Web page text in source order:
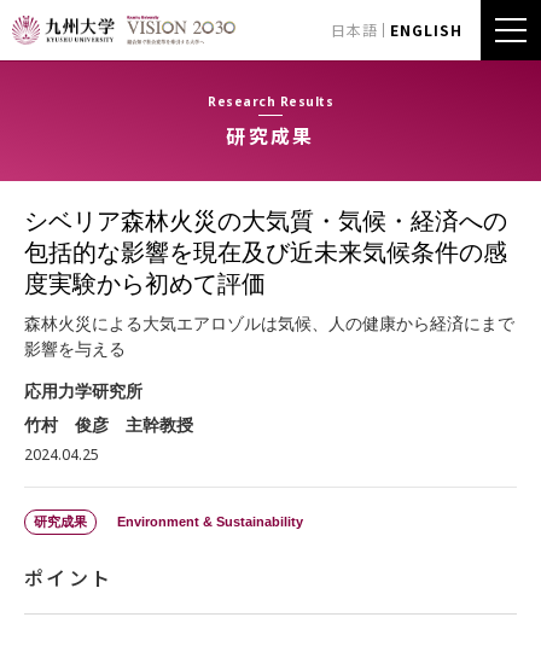
日本語 ENGLISH
Research Results
研究成果
シベリア森林火災の大気質・気候・経済への
包括的な影響を現在及び近未来気候条件の感
度実験から初めて評価
森林火災による大気エアロゾルは気候、人の健康から経済にまで
影響を与える
応用力学研究所
竹村 俊彦 主幹教授
2024.04.25
研究成果 Environment & Sustainability
ポイント